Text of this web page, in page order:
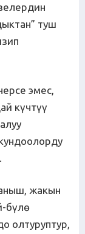
туш
эмес,
күчтүү
жакын
бүлө
олтуруптур,